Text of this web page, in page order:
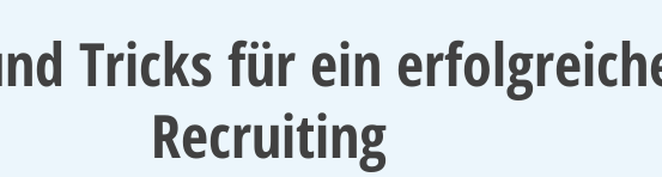
Tricks für ein
Recruiting